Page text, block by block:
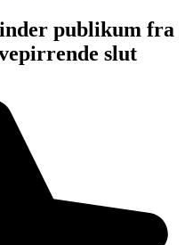
publikum fra
slut